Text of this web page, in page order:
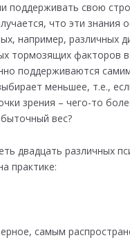
поддерживать свою
что эти
например,
тормозящих факторов
поддерживаются
меньшее, т.е.,
зрения – чего-то
вес?
двадцать различных
практике:
самым